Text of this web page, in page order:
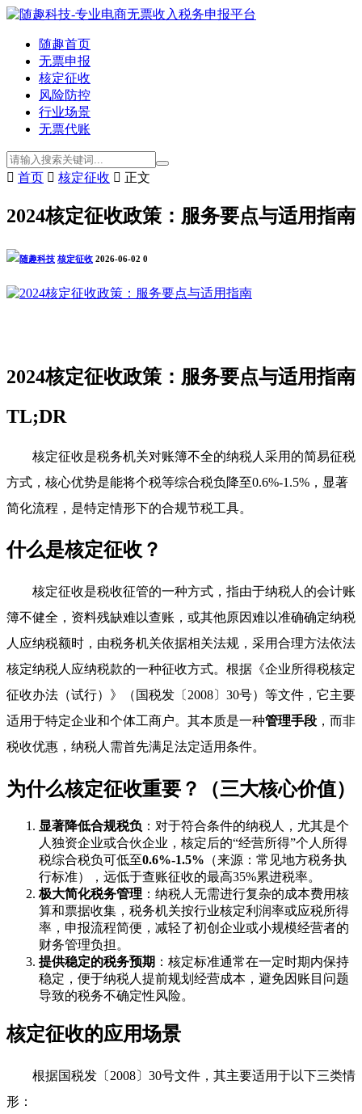
随趣首页
无票申报
核定征收
风险防控
行业场景
无票代账
 首页  核定征收  正文
2024核定征收政策：服务要点与适用指南
随趣科技 核定征收 2026-06-02 0
2024核定征收政策：服务要点与适用指南
TL;DR
核定征收是税务机关对账簿不全的纳税人采用的简易征税
方式，核心优势是能将个税等综合税负降至0.6%-1.5%，显著
简化流程，是特定情形下的合规节税工具。
什么是核定征收？
核定征收是税收征管的一种方式，指由于纳税人的会计账
簿不健全，资料残缺难以查账，或其他原因难以准确确定纳税
人应纳税额时，由税务机关依据相关法规，采用合理方法依法
核定纳税人应纳税款的一种征收方式。根据《企业所得税核定
征收办法（试行）》（国税发〔2008〕30号）等文件，它主要
适用于特定企业和个体工商户。其本质是一种管理手段 ，而非
税收优惠，纳税人需首先满足法定适用条件。
为什么核定征收重要？（三大核心价值）
显著降低合规税负 ：对于符合条件的纳税人，尤其是个
人独资企业或合伙企业，核定后的“经营所得”个人所得
税综合税负可低至0.6%-1.5% （来源：常见地方税务执
行标准），远低于查账征收的最高35%累进税率。
极大简化税务管理 ：纳税人无需进行复杂的成本费用核
算和票据收集，税务机关按行业核定利润率或应税所得
率，申报流程简便，减轻了初创企业或小规模经营者的
财务管理负担。
提供稳定的税务预期 ：核定标准通常在一定时期内保持
稳定，便于纳税人提前规划经营成本，避免因账目问题
导致的税务不确定性风险。
核定征收的应用场景
根据国税发〔2008〕30号文件，其主要适用于以下三类情
形：